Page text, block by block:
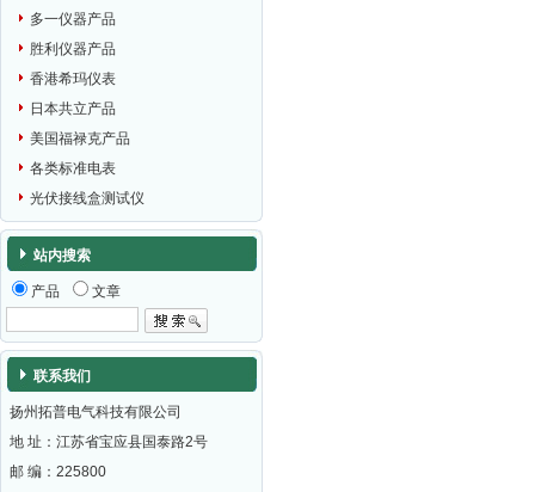
多一仪器产品
胜利仪器产品
香港希玛仪表
日本共立产品
美国福禄克产品
各类标准电表
光伏接线盒测试仪
站内搜索
产品 文章
联系我们
扬州拓普电气科技有限公司
地 址：江苏省宝应县国泰路2号
邮 编： 225800